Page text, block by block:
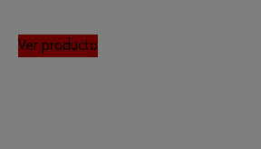
Ver producto